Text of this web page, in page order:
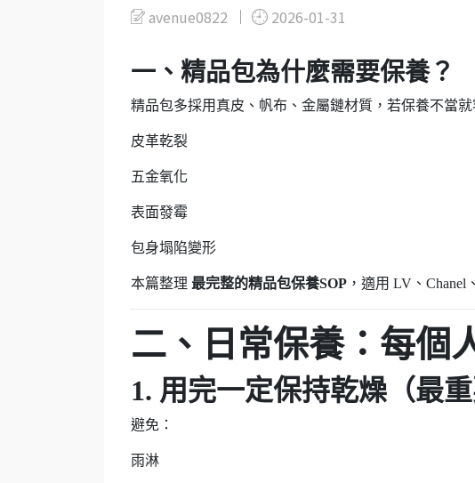
avenue0822 2026-01-31
一、精品包為什麼需要保養？
精品包多採用真皮、帆布、金屬鏈材質，若保養不當就
皮革乾裂
五金氧化
表面發霉
包身塌陷變形
本篇整理 最完整的精品包保養SOP ，適用 LV、Chanel
二、日常保養：每個
1. 用完一定保持乾燥（最重
避免：
雨淋